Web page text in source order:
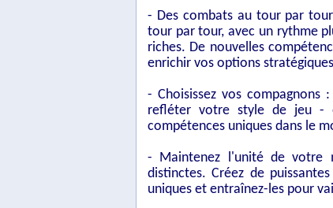
- Des combats au tour par
tour par tour, avec un rythme
riches. De nouvelles
enrichir vos options
- Choisissez vos compagnons
refléter votre style de jeu -
compétences uniques dans le
- Maintenez l'unité de votre
distinctes. Créez de
uniques et entraînez-les pour